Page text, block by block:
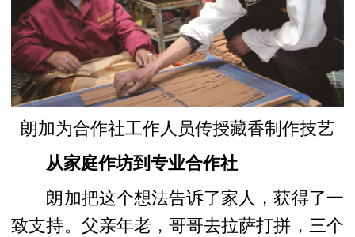
朗加为合作社工作人员传授藏香制作技艺
从家庭作坊到专业合作社
朗加把这个想法告诉了家人，获得了一
致支持。父亲年老，哥哥去拉萨打拼，三个